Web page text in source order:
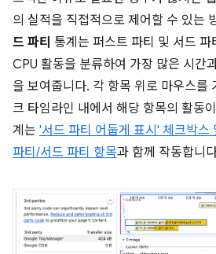
의 실적을 직접적으로 제어할 수 있는
드 파티 통계는 퍼스트 파티 및 서드
CPU 활동을 분류하여 가장 많은 시간
을 보여줍니다. 각 항목 위로 마우스를
크 타임라인 내에서 해당 항목의 활동
계는 '서드 파티 어둡게 표시' 체크박스
파티/서드 파티 항목과 함께 작동합니